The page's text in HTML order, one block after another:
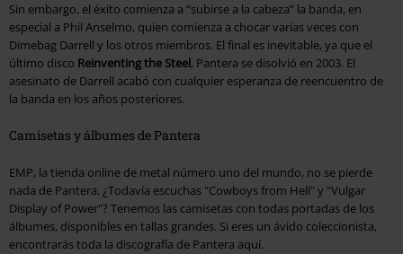
Sin embargo, el éxito comienza a “subirse a la cabeza” la banda, en
especial a Phil Anselmo, quien comienza a chocar varias veces con
Dimebag Darrell y los otros miembros. El final es inevitable, ya que el
último disco Reinventing the Steel, Pantera se disolvió en 2003. El
asesinato de Darrell acabó con cualquier esperanza de reencuentro de
la banda en los años posteriores.
Camisetas y álbumes de Pantera
EMP, la tienda online de metal número uno del mundo, no se pierde
nada de Pantera. ¿Todavía escuchas "Cowboys from Hell" y "Vulgar
Display of Power"? Tenemos las camisetas con todas portadas de los
álbumes, disponibles en tallas grandes. Si eres un ávido coleccionista,
encontrarás toda la discografía de Pantera aquí.